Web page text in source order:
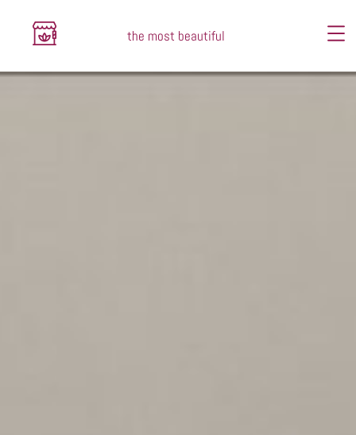
the most beautiful